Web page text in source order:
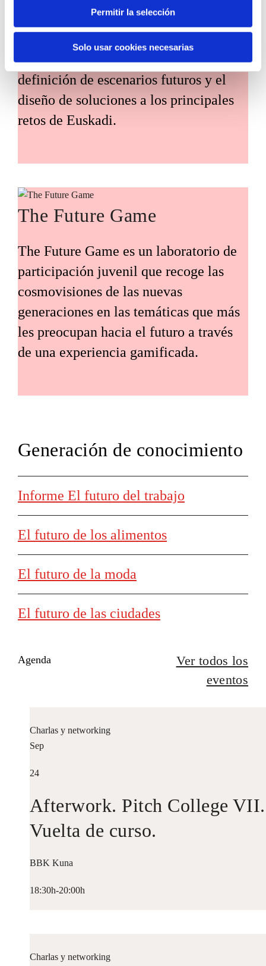
Permitir la selección
Solo usar cookies necesarias
prospectiva ciudadana orientado a
ciudadanía y la voz de los jóvenes en la
definición de escenarios futuros y el
diseño de soluciones a los principales
retos de Euskadi.
The Future Game
The Future Game es un laboratorio de
participación juvenil que recoge las
cosmovisiones de las nuevas
generaciones en las temáticas que más
les preocupan hacia el futuro a través
de una experiencia gamificada.
Generación de conocimiento
Informe El futuro del trabajo
El futuro de los alimentos
El futuro de la moda
El futuro de las ciudades
Agenda
Ver todos los
eventos
Charlas y networking
Sep
24
Afterwork. Pitch College VII.
Vuelta de curso.
BBK Kuna
18:30h-20:00h
Charlas y networking